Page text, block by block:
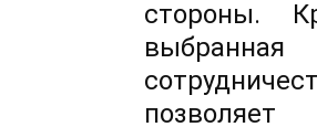
стороны.
позволяет